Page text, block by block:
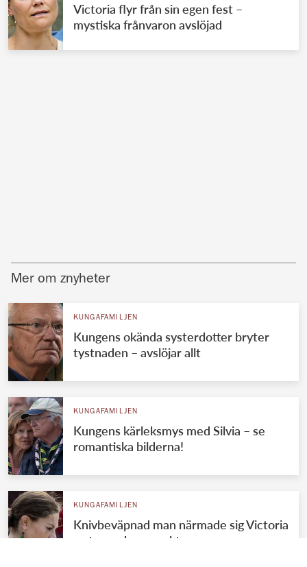
Victoria flyr från sin egen fest –
mystiska frånvaron avslöjad
Mer om znyheter
KUNGAFAMILJEN
Kungens okända systerdotter bryter
tystnaden – avslöjar allt
KUNGAFAMILJEN
Kungens kärleksmys med Silvia – se
romantiska bilderna!
KUNGAFAMILJEN
Knivbeväpnad man närmade sig Victoria
– stoppades av vakter